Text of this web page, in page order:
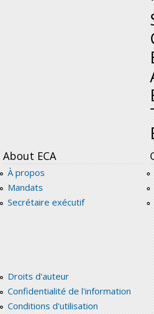
About ECA
À propos
Mandats
Secrétaire exécutif
Droits d'auteur
Confidentialité de l'information
Conditions d'utilisation